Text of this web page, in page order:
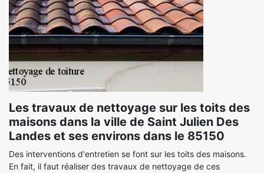
Les travaux de nettoyage sur les toits des
maisons dans la ville de Saint Julien Des
Landes et ses environs dans le 85150
Des interventions d'entretien se font sur les toits des maisons.
En fait, il faut réaliser des travaux de nettoyage de ces